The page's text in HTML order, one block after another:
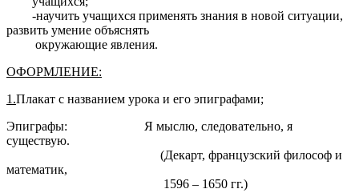
-научить учащихся применять знания в новой ситуации,
развить умение объяснять
окружающие явления.
ОФОРМЛЕНИЕ:
1.Плакат с названием урока и его эпиграфами;
Эпиграфы: Я мыслю, следовательно, я
существую.
(Декарт, французский философ и
математик,
1596 – 1650 гг.)